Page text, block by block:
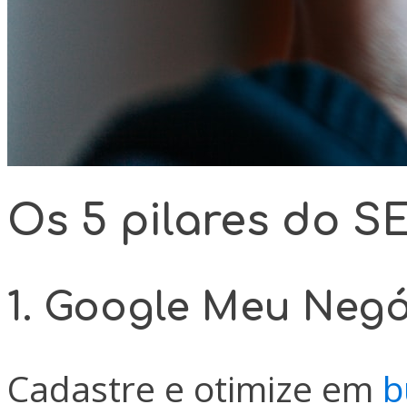
Os 5 pilares do
1. Google Meu
Cadastre e otimize em